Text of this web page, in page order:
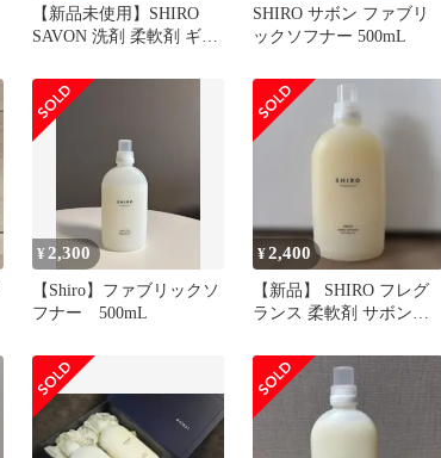
【新品未使用】SHIRO
SAVON 洗剤 柔軟剤 ギフ
SHIRO サボン ファブリ
ックソフナー 500mL
¥2,300
【Shiro】ファブリックソ
フナー 500mL
¥2,400
【新品】 SHIRO フレグ
ランス 柔軟剤 サボン